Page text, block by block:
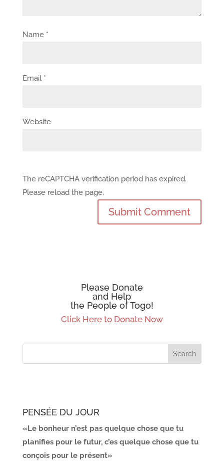
Name *
Email *
Website
The reCAPTCHA verification period has expired.
Please reload the page.
Please Donate
and Help
the People of Togo!
Click Here to Donate Now
PENSÉE DU JOUR
«Le bonheur n’est pas quelque chose que tu
planifies pour le futur, c’es quelque chose que tu
conçois pour le présent»